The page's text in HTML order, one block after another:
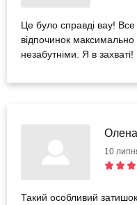
Це було справді вау!
відпочинок
незабутніми. Я в захваті!
Олена
10
Такий особливий